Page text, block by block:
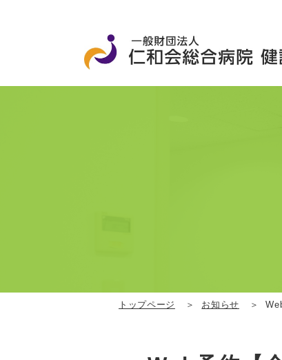
トップページ お知らせ